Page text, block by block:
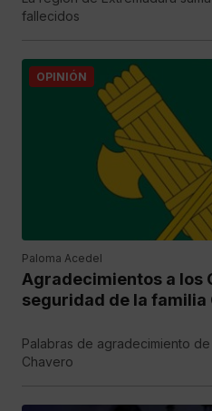
fallecidos
OPINIÓN
Paloma Acedel
Agradecimientos a los
seguridad de la familia
Palabras de agradecimiento
Chavero